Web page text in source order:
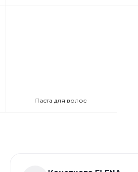
Паста для волос